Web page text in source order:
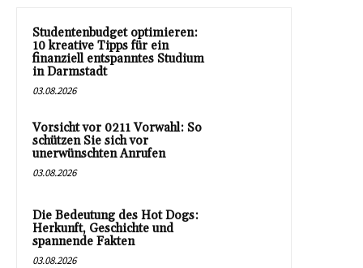
Studentenbudget optimieren:
10 kreative Tipps für ein
finanziell entspanntes Studium
in Darmstadt
03.08.2026
Vorsicht vor 0211 Vorwahl: So
schützen Sie sich vor
unerwünschten Anrufen
03.08.2026
Die Bedeutung des Hot Dogs:
Herkunft, Geschichte und
spannende Fakten
03.08.2026